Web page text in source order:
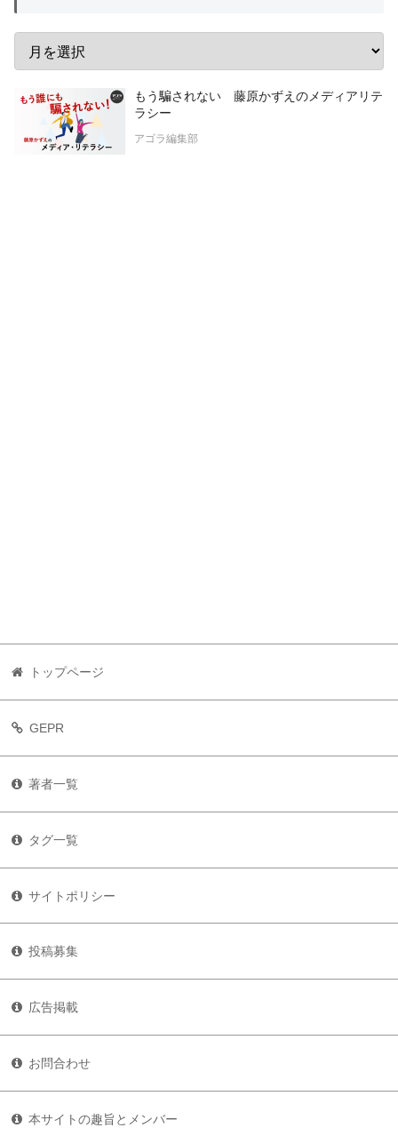
もう騙されない 藤原かずえのメディアリテ
ラシー
アゴラ編集部
トップページ
GEPR
著者一覧
タグ一覧
サイトポリシー
投稿募集
広告掲載
お問合わせ
本サイトの趣旨とメンバー